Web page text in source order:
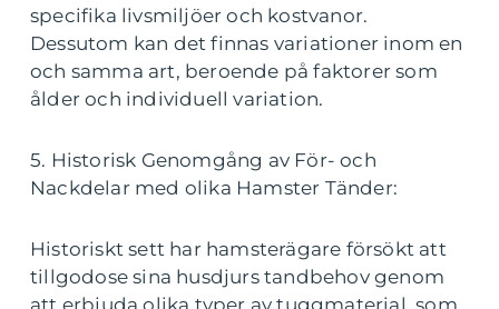
specifika livsmiljöer och kostvanor.
Dessutom kan det finnas variationer inom en
och samma art, beroende på faktorer som
ålder och individuell variation.
5. Historisk Genomgång av För- och
Nackdelar med olika Hamster Tänder:
Historiskt sett har hamsterägare försökt att
tillgodose sina husdjurs tandbehov genom
att erbjuda olika typer av tuggmaterial, som